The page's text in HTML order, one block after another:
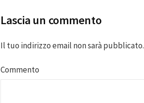
Lascia un commento
Il tuo indirizzo email non sarà pubblicato.
Commento